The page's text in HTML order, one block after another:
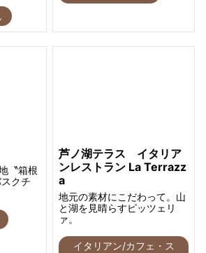
〝箱根
クチ
芦ノ湖テラス イタリア
ンレストラン La Terrazz
a
地元の素材にこだわって。山
と湖を見晴らすピッツェリ
ァ。
イタリアン/カフェ・ス